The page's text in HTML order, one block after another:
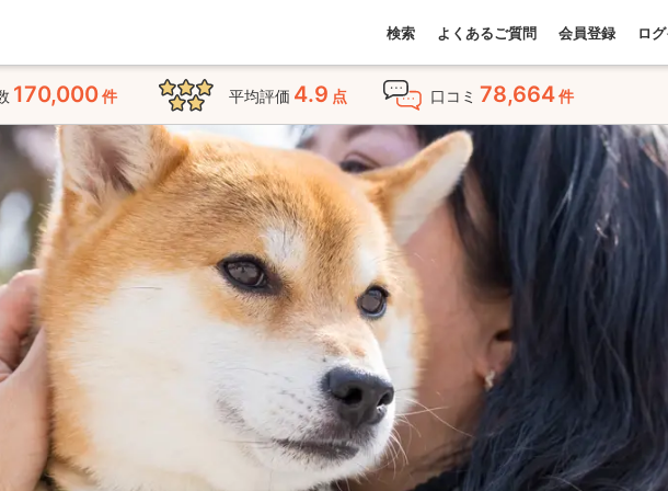
検索 よくあるご質問 会員登録 ロ
170,000件 平均評価 4.9 点 口コミ 78,664件